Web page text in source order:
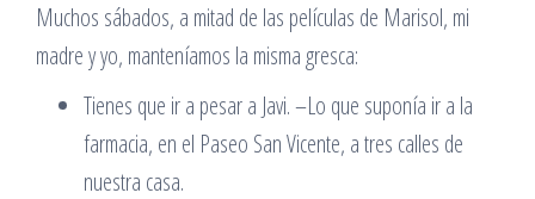
Muchos sábados, a mitad de las películas de Marisol, mi
madre y yo, manteníamos la misma gresca:
Tienes que ir a pesar a Javi. –Lo que suponía ir a la
farmacia, en el Paseo San Vicente, a tres calles de
nuestra casa.